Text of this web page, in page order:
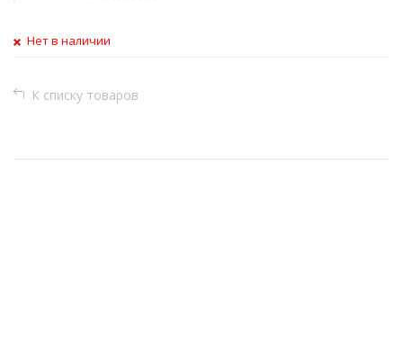
Нет в наличии
К списку товаров